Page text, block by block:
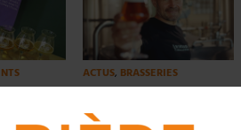
ACTUS, BRASSERIES
confiant : « Nous sortirons